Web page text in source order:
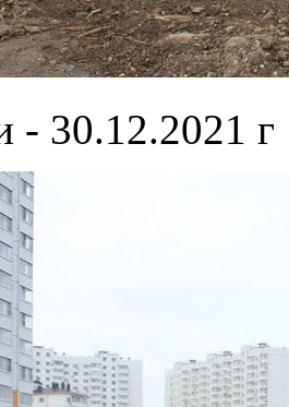
- 30.12.2021 г